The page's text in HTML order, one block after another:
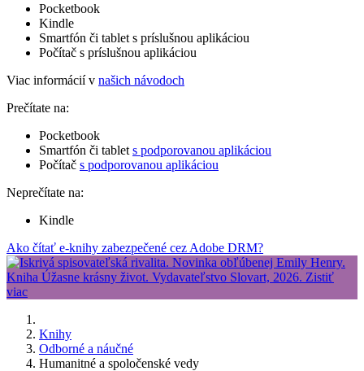
Pocketbook
Kindle
Smartfón či tablet s príslušnou aplikáciou
Počítač s príslušnou aplikáciou
Viac informácií v našich návodoch
Prečítate na:
Pocketbook
Smartfón či tablet s podporovanou aplikáciou
Počítač s podporovanou aplikáciou
Neprečítate na:
Kindle
Ako čítať e-knihy zabezpečené cez Adobe DRM?
Knihy
Odborné a náučné
Humanitné a spoločenské vedy